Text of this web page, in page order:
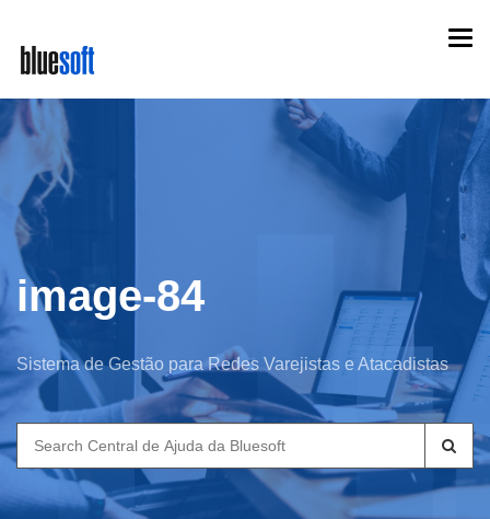
main
content
image-84
Sistema de Gestão para Redes Varejistas e Atacadistas
Search
for: